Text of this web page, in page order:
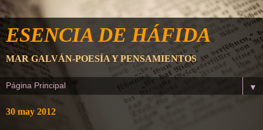
ESENCIA DE HÁFIDA
MAR GALVÁN-POESÍA Y PENSAMIENTOS
▼
30 may 2012